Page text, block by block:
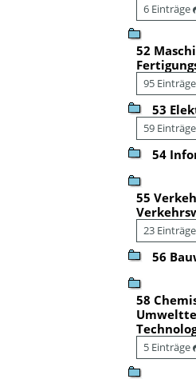
6 Einträge
52
95 Einträge
53
59 Einträge
54
55
23 Einträge
56
58
5 Einträge